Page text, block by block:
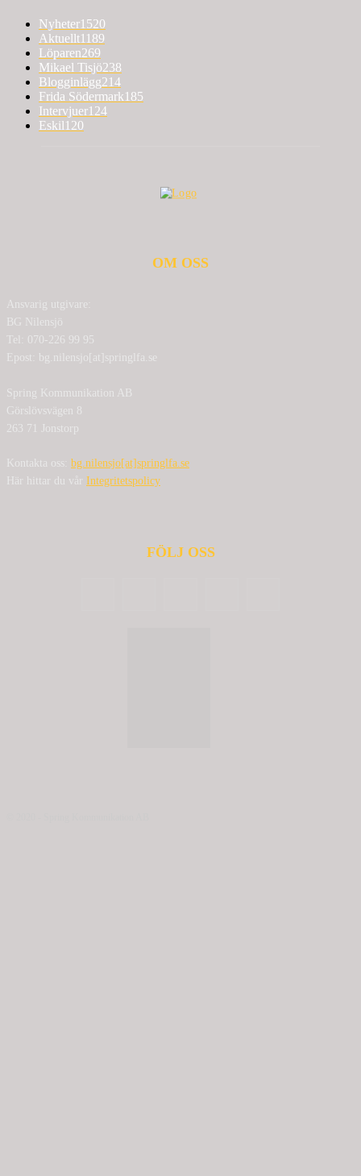
Nyheter1520
Aktuellt1189
Löparen269
Mikael Tisjö238
Blogginlägg214
Frida Södermark185
Intervjuer124
Eskil120
OM OSS
Ansvarig utgivare:
BG Nilensjö
Tel: 070-226 99 95
Epost: bg.nilensjo[at]springlfa.se
Spring Kommunikation AB
Görslövsvägen 8
263 71 Jonstorp
Kontakta oss: bg.nilensjo[at]springlfa.se
Här hittar du vår Integritetspolicy
FÖLJ OSS